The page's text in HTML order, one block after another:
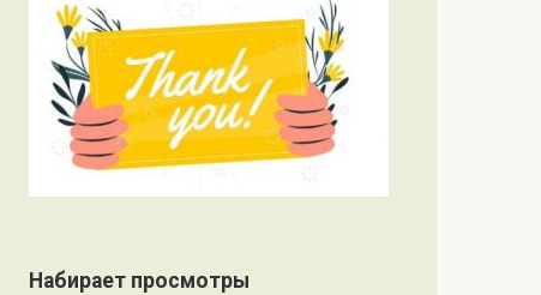
Набирает просмотры